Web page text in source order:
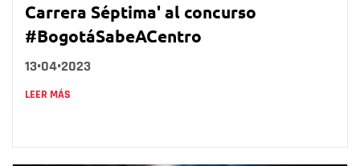
Carrera Séptima' al concurso
#BogotáSabeACentro
13•04•2023
LEER MÁS